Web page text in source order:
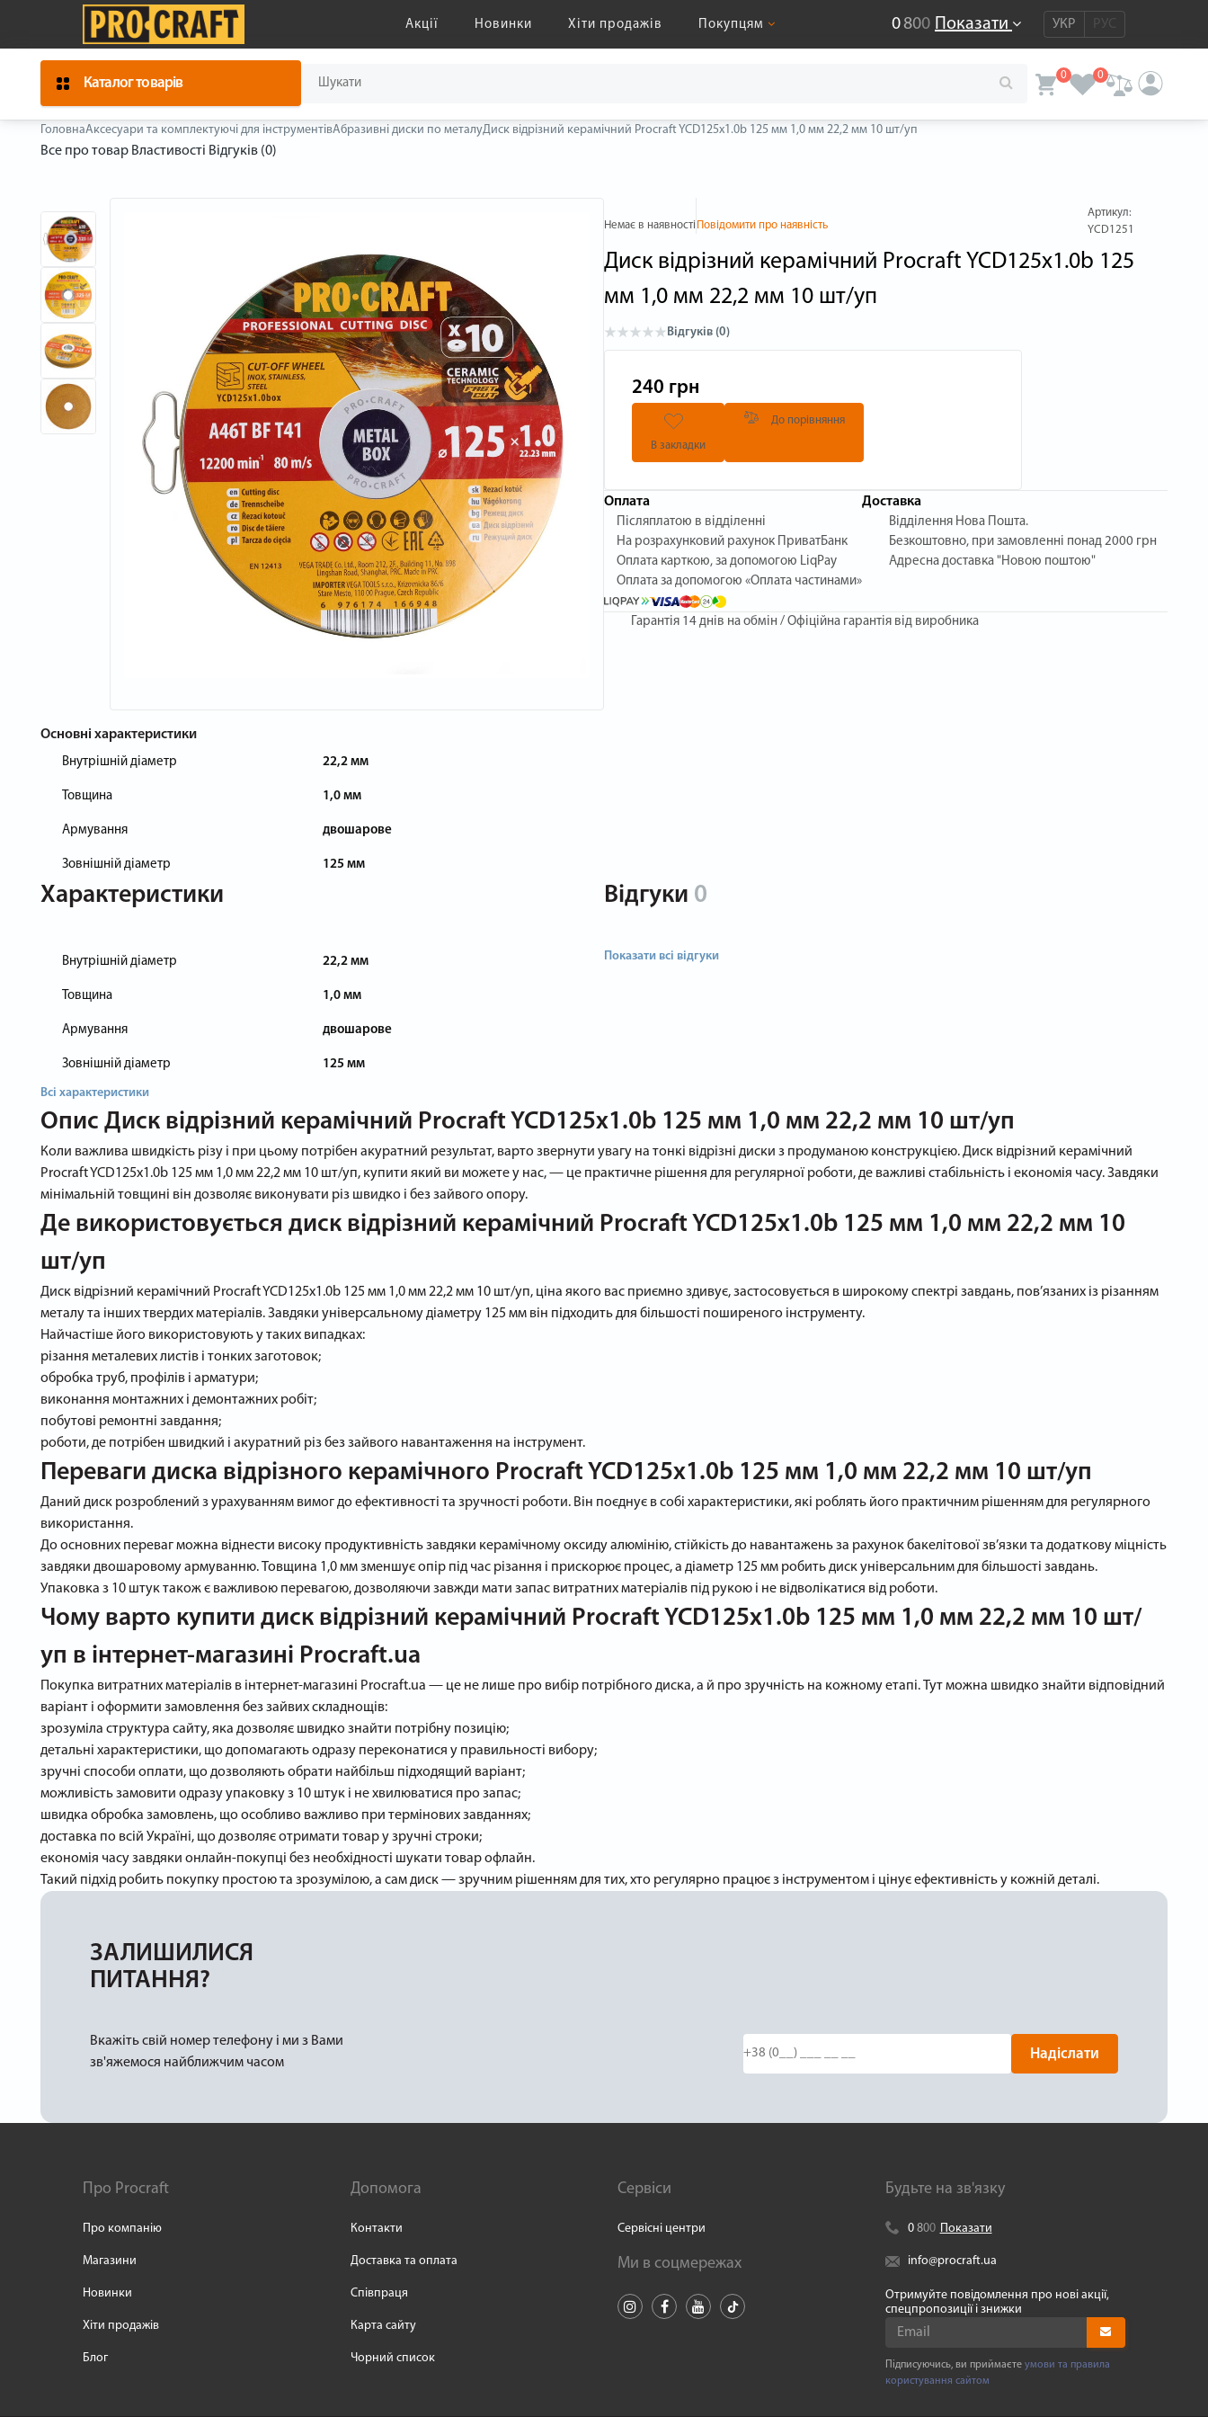
Акції Новинки Хіти продажів Покупцям 0800 Показати УКР РУС
Каталог товарів
0 0
ГоловнаАксесуари та комплектуючі для інструментівАбразивні диски по металуДиск відрізний керамічний Procraft YCD125x1.0b 125 мм 1,0 мм 22,2 мм 10 шт/уп
Все про товар Властивості Відгуків (0)
Основні характеристики
Внутрішній діаметр 22,2 мм
Товщина 1,0 мм
Армування двошарове
Зовнішній діаметр 125 мм
Немає в наявності Повідомити про наявність
Артикул:
YCD1251
Диск відрізний керамічний Procraft YCD125x1.0b 125
мм 1,0 мм 22,2 мм 10 шт/уп
Відгуків (0)
240 грн
В закладки
До порівняння
Оплата
Післяплатою в відділенні
На розрахунковий рахунок ПриватБанк
Оплата карткою, за допомогою LiqPay
Оплата за допомогою «Оплата частинами»
Доставка
Відділення Нова Пошта.
Безкоштовно, при замовленні понад 2000 грн
Адресна доставка "Новою поштою"
Гарантія 14 днів на обмін / Офіційна гарантія від виробника
Характеристики
Внутрішній діаметр 22,2 мм
Товщина 1,0 мм
Армування двошарове
Зовнішній діаметр 125 мм
Всі характеристики
Відгуки 0
Показати всі відгуки
Опис Диск відрізний керамічний Procraft YCD125x1.0b 125 мм 1,0 мм 22,2 мм 10 шт/уп
Коли важлива швидкість різу і при цьому потрібен акуратний результат, варто звернути увагу на тонкі відрізні диски з продуманою конструкцією. Диск відрізний керамічний
Procraft YCD125x1.0b 125 мм 1,0 мм 22,2 мм 10 шт/уп, купити який ви можете у нас, — це практичне рішення для регулярної роботи, де важливі стабільність і економія часу. Завдяки
мінімальній товщині він дозволяє виконувати різ швидко і без зайвого опору.
Де використовується диск відрізний керамічний Procraft YCD125x1.0b 125 мм 1,0 мм 22,2 мм 10
шт/уп
Диск відрізний керамічний Procraft YCD125x1.0b 125 мм 1,0 мм 22,2 мм 10 шт/уп, ціна якого вас приємно здивує, застосовується в широкому спектрі завдань, пов’язаних із різанням
металу та інших твердих матеріалів. Завдяки універсальному діаметру 125 мм він підходить для більшості поширеного інструменту.
Найчастіше його використовують у таких випадках:
різання металевих листів і тонких заготовок;
обробка труб, профілів і арматури;
виконання монтажних і демонтажних робіт;
побутові ремонтні завдання;
роботи, де потрібен швидкий і акуратний різ без зайвого навантаження на інструмент.
Переваги диска відрізного керамічного Procraft YCD125x1.0b 125 мм 1,0 мм 22,2 мм 10 шт/уп
Даний диск розроблений з урахуванням вимог до ефективності та зручності роботи. Він поєднує в собі характеристики, які роблять його практичним рішенням для регулярного
використання.
До основних переваг можна віднести високу продуктивність завдяки керамічному оксиду алюмінію, стійкість до навантажень за рахунок бакелітової зв’язки та додаткову міцність
завдяки двошаровому армуванню. Товщина 1,0 мм зменшує опір під час різання і прискорює процес, а діаметр 125 мм робить диск універсальним для більшості завдань.
Упаковка з 10 штук також є важливою перевагою, дозволяючи завжди мати запас витратних матеріалів під рукою і не відволікатися від роботи.
Чому варто купити диск відрізний керамічний Procraft YCD125x1.0b 125 мм 1,0 мм 22,2 мм 10 шт/
уп в інтернет-магазині Procraft.ua
Покупка витратних матеріалів в інтернет-магазині Procraft.ua — це не лише про вибір потрібного диска, а й про зручність на кожному етапі. Тут можна швидко знайти відповідний
варіант і оформити замовлення без зайвих складнощів:
зрозуміла структура сайту, яка дозволяє швидко знайти потрібну позицію;
детальні характеристики, що допомагають одразу переконатися у правильності вибору;
зручні способи оплати, що дозволяють обрати найбільш підходящий варіант;
можливість замовити одразу упаковку з 10 штук і не хвилюватися про запас;
швидка обробка замовлень, що особливо важливо при термінових завданнях;
доставка по всій Україні, що дозволяє отримати товар у зручні строки;
економія часу завдяки онлайн-покупці без необхідності шукати товар офлайн.
Такий підхід робить покупку простою та зрозумілою, а сам диск — зручним рішенням для тих, хто регулярно працює з інструментом і цінує ефективність у кожній деталі.
ЗАЛИШИЛИСЯ
ПИТАННЯ?
Вкажіть свій номер телефону і ми з Вами
зв'яжемося найближчим часом
Надіслати
Про Procraft
Про компанію
Магазини
Новинки
Хіти продажів
Блог
Допомога
Контакти
Доставка та оплата
Співпраця
Карта сайту
Чорний список
Сервіси
Сервісні центри
Ми в соцмережах
Будьте на зв'язку
0 800 Показати
info@procraft.ua
Отримуйте повідомлення про нові акції,
спецпропозиції і знижки
Підписуючись, ви приймаєте умови та правила
користування сайтом